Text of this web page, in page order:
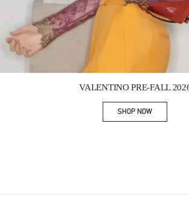
VALENTINO PRE-FALL
SHOP NOWLink Opens in New